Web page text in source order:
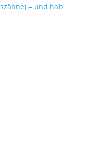
– und hab